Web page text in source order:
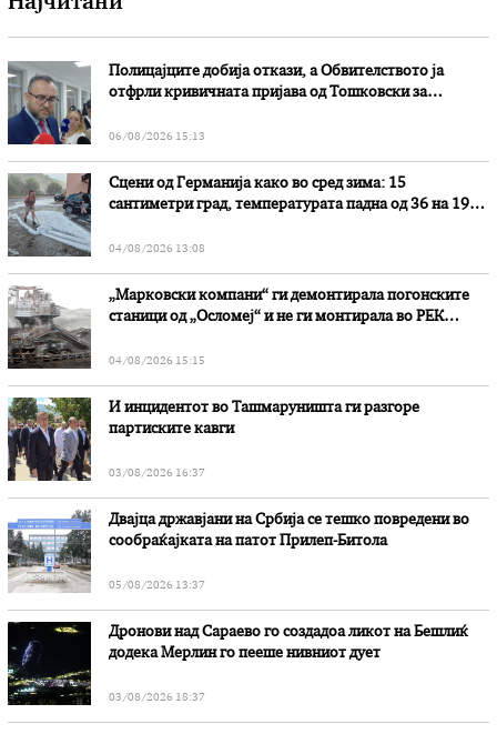
Полицајците добија откази, а Обвителството ја
отфрли кривичната пријава од Тошковски за
06/08/2026 15:13
Сцени од Германија како во сред зима: 15
сантиметри град, температурата падна од 36 на 19
04/08/2026 13:08
„Марковски компани“ ги демонтирала погонските
станици од „Осломеј“ и не ги монтирала во РЕК
04/08/2026 15:15
И инцидентот во Ташмаруништa ги разгоре
партиските кавги
03/08/2026 16:37
Двајца државјани на Србија се тешко повредени во
сообраќајката на патот Прилеп-Битола
05/08/2026 13:37
Дронови над Сараево го создадоа ликот на Бешлиќ
додека Мерлин го пееше нивниот дует
03/08/2026 18:37